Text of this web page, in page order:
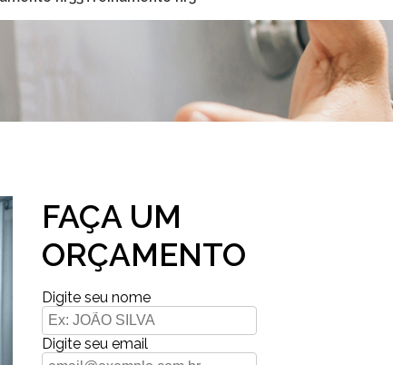
FAÇA UM
ORÇAMENTO
Digite seu nome
Digite seu email